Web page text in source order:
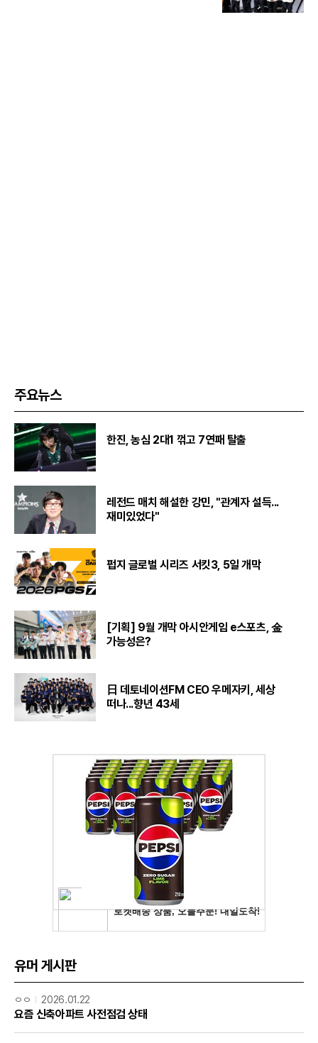
주요뉴스
한진, 농심 2대1 꺾고 7연패 탈출
레전드 매치 해설한 강민, "관계자 설득...
재미있었다"
펍지 글로벌 시리즈 서킷3, 5일 개막
[기획] 9월 개막 아시안게임 e스포츠, 金
가능성은?
日 데토네이션FM CEO 우메자키, 세상
떠나...향년 43세
유머 게시판
ㅇㅇ 2026.01.22
요즘 신축아파트 사전점검 상태